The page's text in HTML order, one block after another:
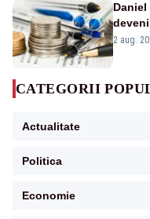
2 aug.
CATEGORII
Actualitate
Politica
Economie